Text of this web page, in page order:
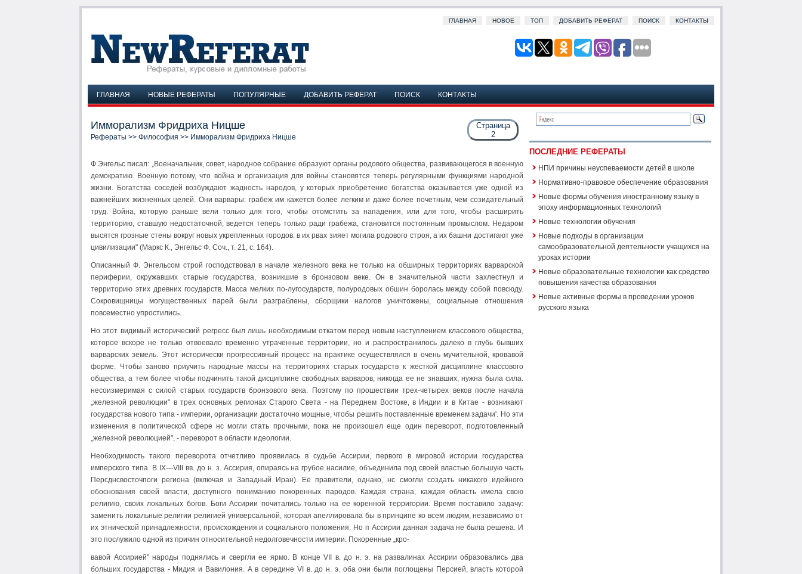
ГЛАВНАЯ НОВОЕ ТОП ДОБАВИТЬ РЕФЕРАТ ПОИСК КОНТАКТЫ
ГЛАВНАЯ НОВЫЕ РЕФЕРАТЫ ПОПУЛЯРНЫЕ ДОБАВИТЬ РЕФЕРАТ ПОИСК КОНТАКТЫ
Страница
2
Имморализм Фридриха Ницше
Рефераты >> Философия >> Имморализм Фридриха Ницше
Ф.Энгельс писал: „Военачальник, совет, народное собрание образуют органы родового общества, развивающегося в военную
демократию. Военную потому, что война и организация для войны становятся теперь регулярными функциями народной
жизни. Богатства соседей возбуждают жадность народов, у которых приобретение богатства оказывается уже одной из
важнейших жизненных целей. Они варвары: грабеж им кажется более легким и даже более почетным, чем созидательный
труд. Война, которую раньше вели только для того, чтобы отомстить за нападения, или для того, чтобы расширить
территорию, ставшую недостаточной, ведется теперь только ради грабежа, становится постоянным промыслом. Недаром
высятся грозные стены вокруг новых укрепленных городов: в их рвах зияет могила родового строя, а их башни достигают уже
цивилизации" (Маркс К., Энгельс Ф. Соч., т. 21, с. 164).
Описанный Ф. Энгельсом строй господствовал в начале железного века не только на обширных территориях варварской
периферии, окружавших старые государства, возникшие в бронзовом веке. Он в значительной части захлестнул и
территорию этих древних государств. Масса мелких по-лугосударств, полуродовых обшин боролась между собой повсюду.
Сокровищницы могущественных парей были разграблены, сборщики налогов уничтожены, социальные отношения
повсеместно упростились.
Но этот видимый исторический регресс был лишь необходимым откатом перед новым наступлением классового общества,
которое вскоре не только отвоевало временно утраченные территории, но и распространилось далеко в глубь бывших
варварских земель. Этот исторически прогрессивный процесс на практике осуществлялся в очень мучительной, кровавой
форме. Чтобы заново приучить народные массы на территориях старых государств к жесткой дисциплине классового
общества, а тем более чтобы подчинить такой дисциплине свободных варваров, никогда ее не знавших, нужна была сила.
несоизмеримая с силой старых государств бронзового века. Поэтому по прошествии трех-четырех веков после начала
„железной революции" в трех основных регионах Старого Света - на Переднем Востоке, в Индии и в Китае - возникают
государства нового типа - империи, организации достаточно мощные, чтобы решить поставленные временем задачи'. Но эти
изменения в политической сфере нс могли стать прочными, пока не произошел еще один переворот, подготовленный
„железной революцией", - переворот в области идеологии.
Необходимость такого переворота отчетливо проявилась в судьбе Ассирии, первого в мировой истории государства
имперского типа. В IX—VIII вв. до н. з. Ассирия, опираясь на грубое насилие, объединила под своей властью большую часть
Персднсвосточпоги региона (включая и Западный Иран). Ее правители, однако, нс смогли создать никакого идейного
обоснования своей власти, доступного пониманию покоренных пародов. Каждая страна, каждая область имела свою
религию, своих локальных богов. Боги Ассирии почитались только на ее коренной терригории. Время поставило задачу:
заменить локальные религии религией универсальной, которая апеллировала бы в принципе ко всем людям, независимо от
их этнической принадлежности, происхождения и социального положения. Но п Ассирии данная задача не была решена. И
это послужило одной из причин относительной недолговечности империи. Покоренные „кро-
вавой Ассирией" народы поднялись и свергли ее ярмо. В конце VII в. до н. э. на развалинах Ассирии образовались два
больших государства - Мидия и Вавилония. А в середине VI в. до н. э. оба они были поглощены Персией, власть которой
ПОСЛЕДНИЕ РЕФЕРАТЫ
НПИ причины неуспеваемости детей в школе
Нормативно-правовое обеспечение образования
Новые формы обучения иностранному языку в
эпоху информационных технологий
Новые технологии обучения
Новые подходы в организации
самообразовательной деятельности учащихся на
уроках истории
Новые образовательные технологии как средство
повышения качества образования
Новые активные формы в проведении уроков
русского языка